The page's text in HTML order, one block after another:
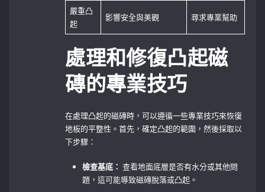
嚴重凸
起
影響安全與美觀 尋求專業幫助
處理和修復凸起磁
磚的專業技巧
在處理凸起的磁磚時，可以遵循一些專業技巧來恢復
地板的平整性。首先，確定凸起的範圍，然後採取以
下步驟：
檢查基底：查看地面底層是否有水分或其他問
題，這可能導致磁磚脫落或凸起。